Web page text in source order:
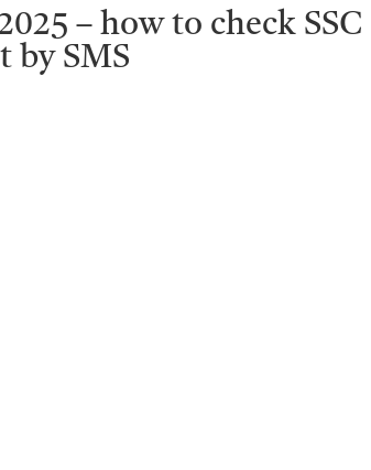
– how to check SSC
by SMS